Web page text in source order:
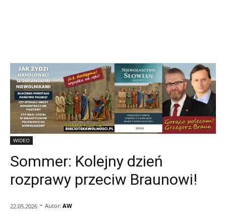
WIDEO
Sommer: Kolejny dzień
rozprawy przeciw Braunowi!
22.05.2026 - Autor: AW